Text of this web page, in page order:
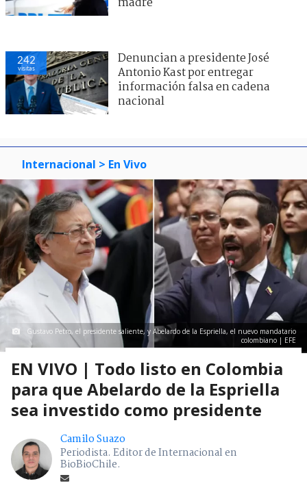
242
visitas
Denuncian a presidente José
Antonio Kast por entregar
información falsa en cadena
nacional
Internacional > En Vivo
Gustavo Petro, el presidente saliente, y Abelardo de la Espriella, el nuevo mandatario
colombiano | EFE
EN VIVO | Todo listo en Colombia
para que Abelardo de la Espriella
sea investido como presidente
Camilo Suazo
Periodista. Editor de Internacional en
BioBioChile.